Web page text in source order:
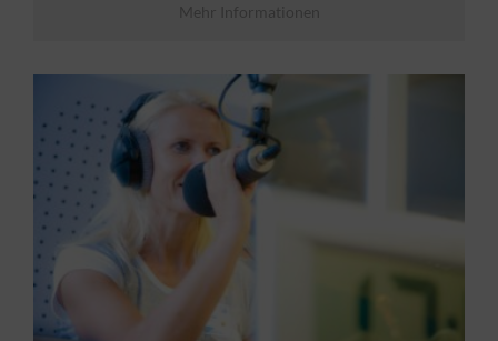
Mehr Informationen